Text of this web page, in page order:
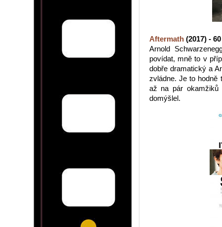
Aftermath(2017) - 60
Arnold
povídat, mně to v
dobře dramatický a
zvládne. Je to
až na pár
domýšlel.